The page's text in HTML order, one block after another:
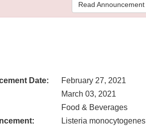
Read Announcement
Date:
February 27, 2021
March 03, 2021
Food & Beverages
Listeria monocytogenes